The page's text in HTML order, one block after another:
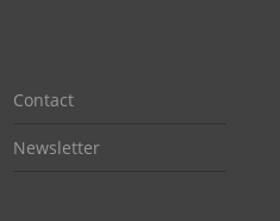
Contact
Newsletter